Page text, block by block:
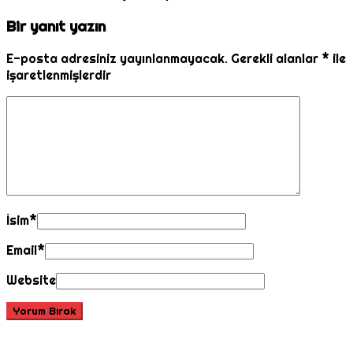
Bir yanıt yazın
E-posta adresiniz yayınlanmayacak. Gerekli alanlar * ile
işaretlenmişlerdir
İsim*
Email*
Website